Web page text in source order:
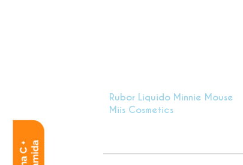
Rubor Liquido Minnie Mouse
Miis Cosmetics